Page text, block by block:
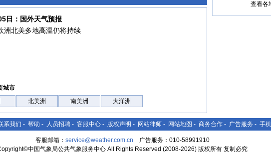
日：国外天气预报
洲北美多地高温仍将持续
城市
北美洲 南美洲 大洋洲
查看各
系我们 - 帮助 - 人员招聘 - 客服中心 - 版权声明 - 网站律师 - 网站地图 - 商务合作 - 广告服务 - 手
客服邮箱： service@weather.com.cn 广告服务：010-58991910
中国气象局公共气象服务中心 All Rights Reserved (2008-2026) 版权所有 复制必究